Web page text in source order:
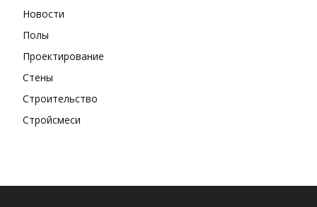
Новости
Полы
Проектирование
Стены
Строительство
Стройсмеси